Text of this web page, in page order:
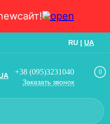
сайт!
RU | UA
+38 (095)3231040
Заказать звонок
0